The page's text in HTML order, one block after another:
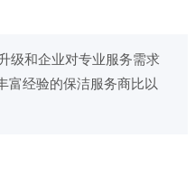
级和企业对专业服务需求
富经验的保洁服务商比以